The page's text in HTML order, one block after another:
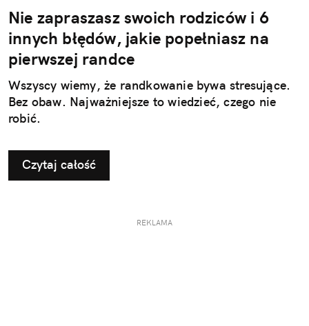
Nie zapraszasz swoich rodziców i 6
innych błędów, jakie popełniasz na
pierwszej randce
Wszyscy wiemy, że randkowanie bywa stresujące.
Bez obaw. Najważniejsze to wiedzieć, czego nie
robić.
Czytaj całość
REKLAMA